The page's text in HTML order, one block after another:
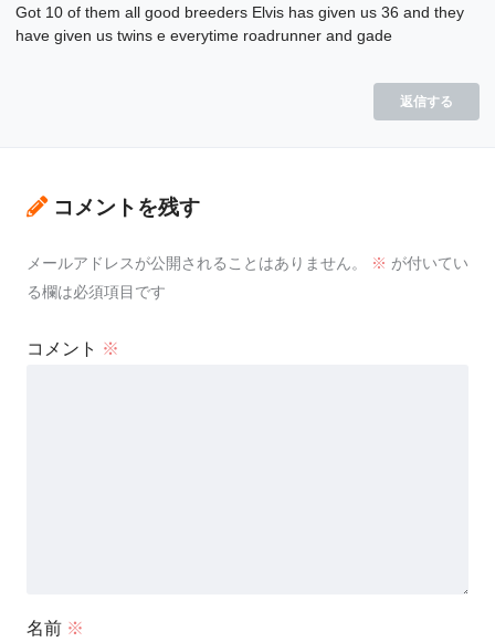
Got 10 of them all good breeders Elvis has given us 36 and they
have given us twins e everytime roadrunner and gade
返信する
コメントを残す
メールアドレスが公開されることはありません。 ※ が付いてい
る欄は必須項目です
コメント ※
名前 ※